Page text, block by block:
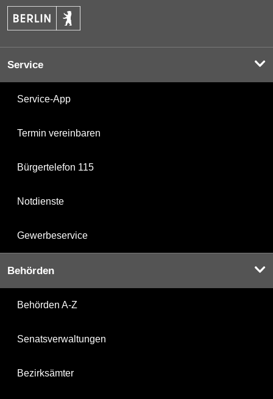
Service
Service-App
Termin vereinbaren
Bürgertelefon 115
Notdienste
Gewerbeservice
Behörden
Behörden A-Z
Senatsverwaltungen
Bezirksämter